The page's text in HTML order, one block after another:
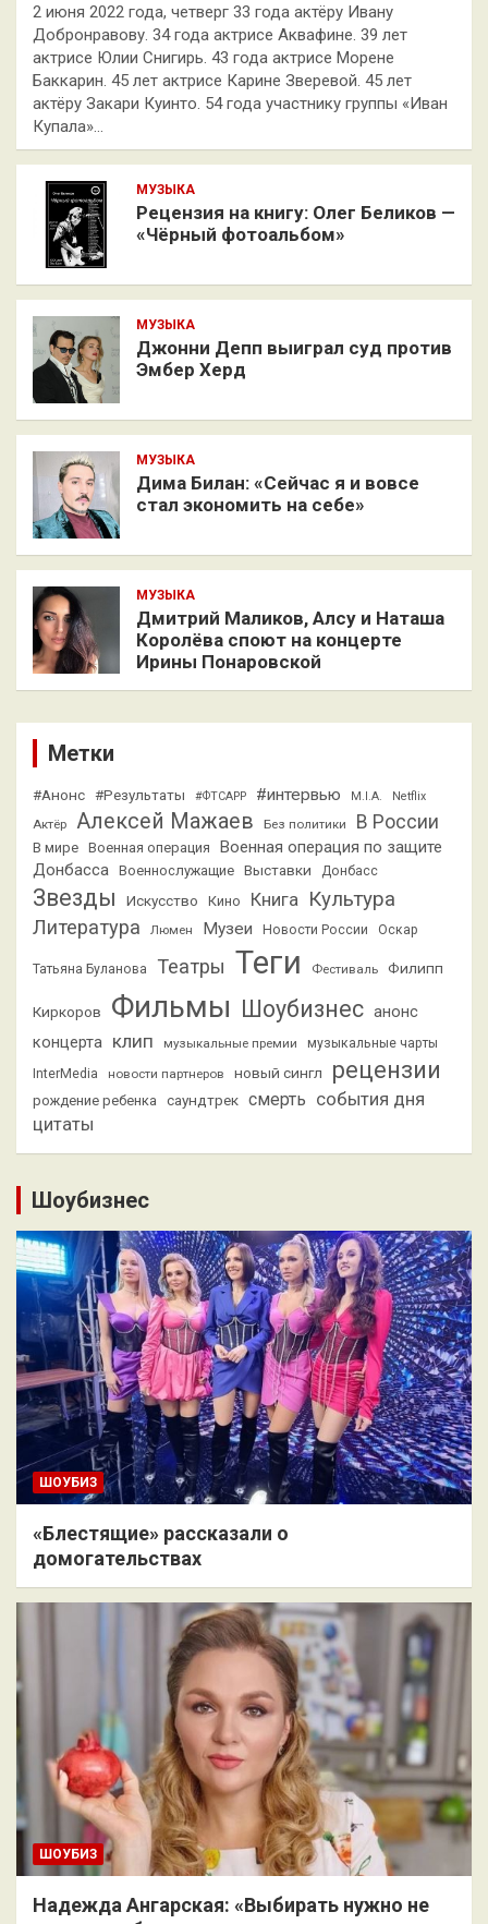
2 июня 2022 года, четверг 33 года актёру Ивану
Добронравову. 34 года актрисе Аквафине. 39 лет
актрисе Юлии Снигирь. 43 года актрисе Морене
Баккарин. 45 лет актрисе Карине Зверевой. 45 лет
актёру Закари Куинто. 54 года участнику группы «Иван
Купала»…
МУЗЫКА
Рецензия на книгу: Олег Беликов —
«Чёрный фотоальбом»
МУЗЫКА
Джонни Депп выиграл суд против
Эмбер Херд
МУЗЫКА
Дима Билан: «Сейчас я и вовсе
стал экономить на себе»
МУЗЫКА
Дмитрий Маликов, Алсу и Наташа
Королёва споют на концерте
Ирины Понаровской
Метки
#Анонс #Результаты #ФТСАРР #интервью M.I.A. Netflix
Актёр Алексей Мажаев Без политики В России
В мире Военная операция
Военная операция по защите
Донбасса Военнослужащие Выставки Донбасс
Звезды Искусство Кино Книга Культура
Литература Люмен Музеи Новости России Оскар
Татьяна Буланова Театры Теги Фестиваль Филипп
Киркоров Фильмы Шоубизнес анонс
концерта клип музыкальные премии
музыкальные чарты
InterMedia
новости партнеров новый сингл рецензии
рождение ребенка саундтрек смерть события дня
цитаты
Шоубизнес
ШОУБИЗ
«Блестящие» рассказали о
домогательствах
ШОУБИЗ
Надежда Ангарская: «Выбирать нужно не